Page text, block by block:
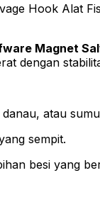
Pengangkat
Perkakas
Metal
Nickel
Silver
Hook Alat
Magnet
dengan
atau
sempit.
besi yang